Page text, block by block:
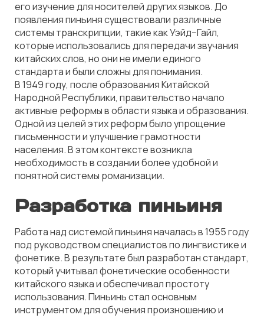
его изучение для носителей других языков. До
появления пиньиня существовали различные
системы транскрипции, такие как Уэйд−Гайл,
которые использовались для передачи звучания
китайских слов, но они не имели единого
стандарта и были сложны для понимания.
В 1949 году, после образования Китайской
Народной Республики, правительство начало
активные реформы в области языка и образования.
Одной из целей этих реформ было упрощение
письменности и улучшение грамотности
населения. В этом контексте возникла
необходимость в создании более удобной и
понятной системы романизации.
Разработка пиньиня
Работа над системой пиньиня началась в 1955 году
под руководством специалистов по лингвистике и
фонетике. В результате был разработан стандарт,
который учитывал фонетические особенности
китайского языка и обеспечивал простоту
использования. Пиньинь стал основным
инструментом для обучения произношению и